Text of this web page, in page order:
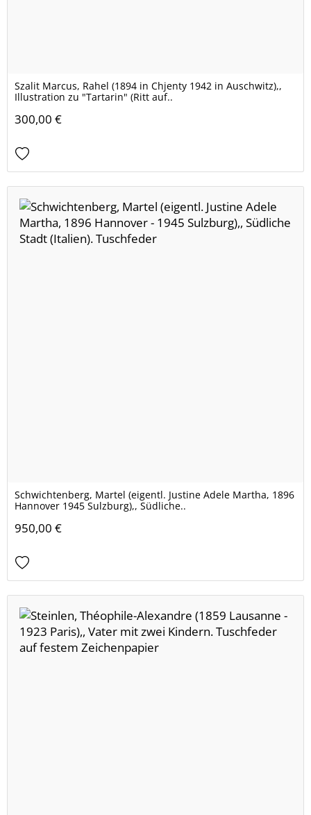
Szalit Marcus, Rahel (1894 in Chjenty 1942 in Auschwitz),,
Illustration zu "Tartarin" (Ritt auf..
300,00 €
Schwichtenberg, Martel (eigentl. Justine Adele Martha, 1896
Hannover 1945 Sulzburg),, Südliche..
950,00 €